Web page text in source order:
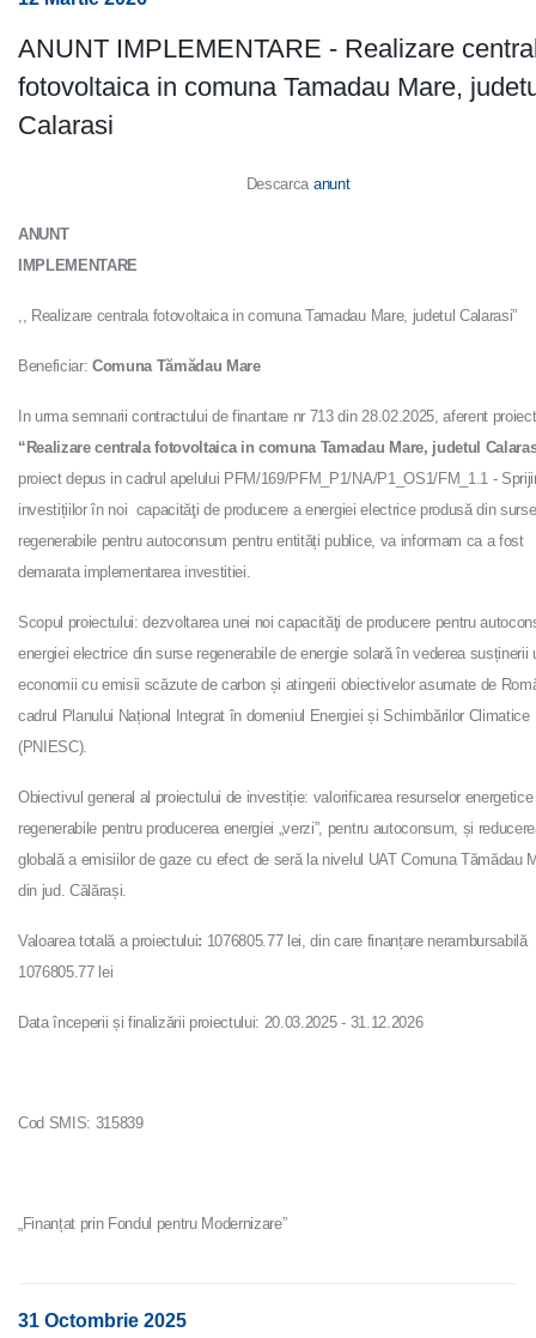
ANUNT IMPLEMENTARE - Realizare
fotovoltaica in comuna Tamadau Mare,
Calarasi
Descarcaanunt
ANUNT
IMPLEMENTARE
,, Realizare centrala fotovoltaica in comuna Tamadau Mare, judetul Calarasi”
Beneficiar:Comuna Tămădau Mare
In urma semnarii contractului de finantare nr 713 din 28.02.2025, aferent
“Realizare centrala fotovoltaica in comuna Tamadau Mare, judetul
proiect depus in cadrul apelului PFM/169/PFM_P1/NA/P1_OS1/FM_1.1 -
investițiilor în noi capacităţi de producere a energiei electrice produsă din surse
regenerabile pentru autoconsum pentru entități publice, va informam ca a fost
demarata implementarea investitiei.
Scopul proiectului: dezvoltarea unei noi capacităţi de producere pentru
energiei electrice din surse regenerabile de energie solară în vederea susținerii
economii cu emisii scăzute de carbon și atingerii obiectivelor asumate de
cadrul Planului Național Integrat în domeniul Energiei și Schimbărilor Climatice
(PNIESC).
Obiectivul general al proiectului de investiție: valorificarea resurselor energetice
regenerabile pentru producerea energiei „verzi”, pentru autoconsum, și
globală a emisiilor de gaze cu efect de seră la nivelul UAT Comuna Tămădau
din jud. Călărași.
Valoarea totală a proiectului: 1076805.77 lei, din care finanțare nerambursabilă
1076805.77 lei
Data începerii și finalizării proiectului: 20.03.2025 - 31.12.2026
Cod SMIS: 315839
„Finanțat prin Fondul pentru Modernizare”
31 Octombrie 2025